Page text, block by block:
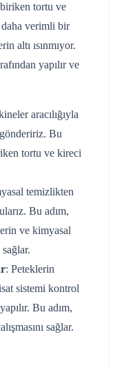
tortu ve
verimli bir
altı ısınmıyor.
yapılır ve
aracılığıyla
Bu
tortu ve kireci
temizlikten
Bu adım,
ve kimyasal
: Peteklerin
sistemi kontrol
Bu adım,
sağlar.